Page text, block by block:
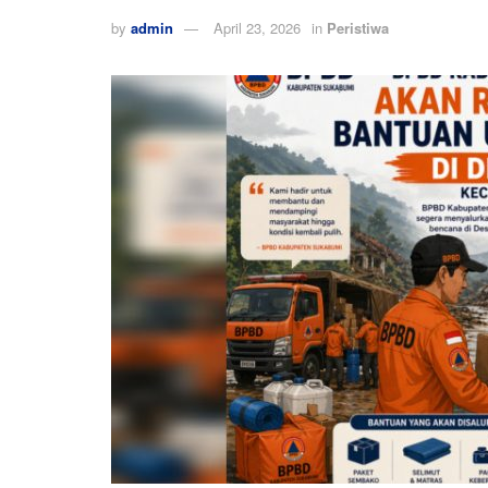
by admin April 23, 2026 in Peristiwa